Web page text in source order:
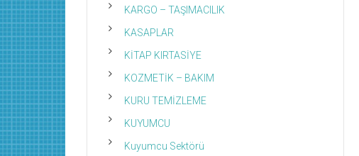
KARGO – TAŞIMACILIK
KASAPLAR
KİTAP KIRTASİYE
KOZMETİK – BAKIM
KURU TEMİZLEME
KUYUMCU
Kuyumcu Sektörü